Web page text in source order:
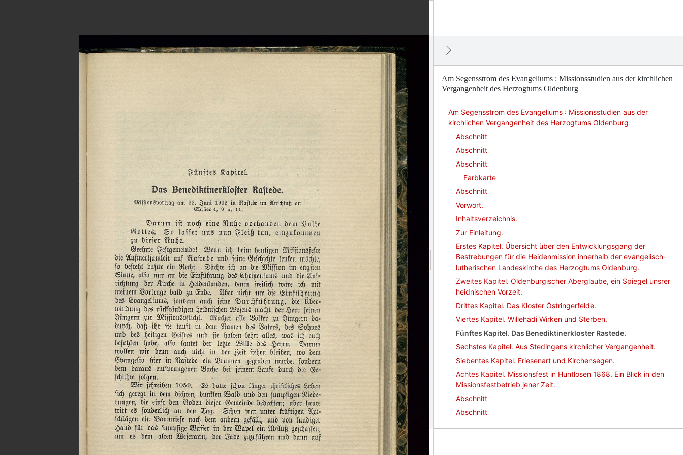
Am Segensstrom des Evangeliums : Missionsstudien aus der kirchlichen
Vergangenheit des Herzogtums Oldenburg
Am Segensstrom des Evangeliums : Missionsstudien aus der
kirchlichen Vergangenheit des Herzogtums Oldenburg
Abschnitt
Abschnitt
Abschnitt
Farbkarte
Abschnitt
Vorwort.
Inhaltsverzeichnis.
Zur Einleitung.
Erstes Kapitel. Übersicht über den Entwicklungsgang der
Bestrebungen für die Heidenmission innerhalb der evangelisch-
lutherischen Landeskirche des Herzogtums Oldenburg.
Zweites Kapitel. Oldenburgischer Aberglaube, ein Spiegel unsrer
heidnischen Vorzeit.
Drittes Kapitel. Das Kloster Östringerfelde.
Viertes Kapitel. Willehadi Wirken und Sterben.
Fünftes Kapitel. Das Benediktinerkloster Rastede.
Sechstes Kapitel. Aus Stedingens kirchlicher Vergangenheit.
Siebentes Kapitel. Friesenart und Kirchensegen.
Achtes Kapitel. Missionsfest in Huntlosen 1868. Ein Blick in den
Missionsfestbetrieb jener Zeit.
Abschnitt
Abschnitt